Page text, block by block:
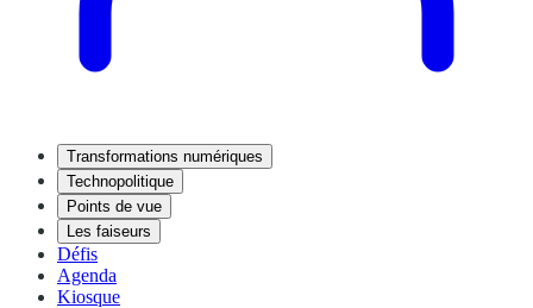
Transformations numériques
Technopolitique
Points de vue
Les faiseurs
Défis
Agenda
Kiosque